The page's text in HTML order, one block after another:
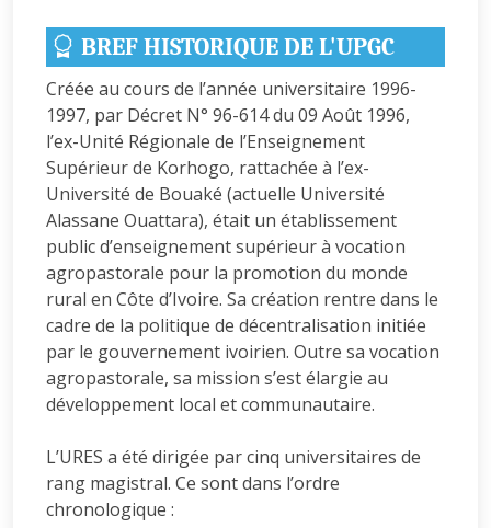
BREF HISTORIQUE DE L'UPGC
Créée au cours de l’année universitaire 1996-
1997, par Décret N° 96-614 du 09 Août 1996,
l’ex-Unité Régionale de l’Enseignement
Supérieur de Korhogo, rattachée à l’ex-
Université de Bouaké (actuelle Université
Alassane Ouattara), était un établissement
public d’enseignement supérieur à vocation
agropastorale pour la promotion du monde
rural en Côte d’Ivoire. Sa création rentre dans le
cadre de la politique de décentralisation initiée
par le gouvernement ivoirien. Outre sa vocation
agropastorale, sa mission s’est élargie au
développement local et communautaire.
L’URES a été dirigée par cinq universitaires de
rang magistral. Ce sont dans l’ordre
chronologique :